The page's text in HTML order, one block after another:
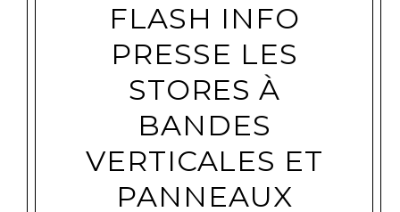
FLASH INFO
PRESSE LES
STORES À
BANDES
VERTICALES ET
PANNEAUX